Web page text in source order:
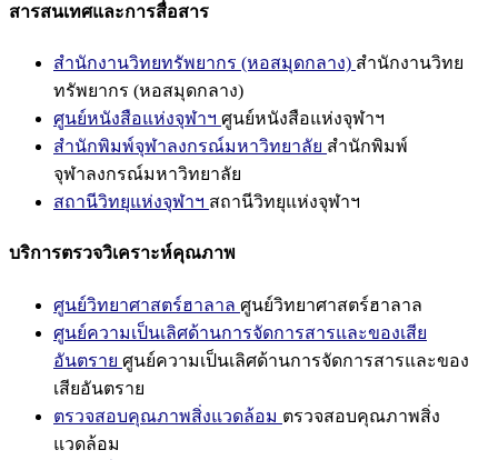
สารสนเทศและการสื่อสาร
สำนักงานวิทยทรัพยากร (หอสมุดกลาง) สำนักงานวิทย
ทรัพยากร (หอสมุดกลาง)
ศูนย์หนังสือแห่งจุฬาฯ ศูนย์หนังสือแห่งจุฬาฯ
สำนักพิมพ์จุฬาลงกรณ์มหาวิทยาลัย สำนักพิมพ์
จุฬาลงกรณ์มหาวิทยาลัย
สถานีวิทยุแห่งจุฬาฯ สถานีวิทยุแห่งจุฬาฯ
บริการตรวจวิเคราะห์คุณภาพ
ศูนย์วิทยาศาสตร์ฮาลาล ศูนย์วิทยาศาสตร์ฮาลาล
ศูนย์ความเป็นเลิศด้านการจัดการสารและของเสีย
อันตราย ศูนย์ความเป็นเลิศด้านการจัดการสารและของ
เสียอันตราย
ตรวจสอบคุณภาพสิ่งแวดล้อม ตรวจสอบคุณภาพสิ่ง
แวดล้อม